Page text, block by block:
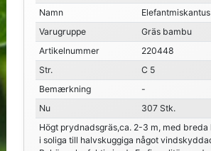
Namn
Elefantmiskantus
Varugruppe
Gräs bambu
Artikelnummer
220448
Str.
C 5
Bemærkning
-
Nu
307 Stk.
Högt prydnadsgräs,ca. 2-3 m, med breda
i soliga till halvskuggiga något